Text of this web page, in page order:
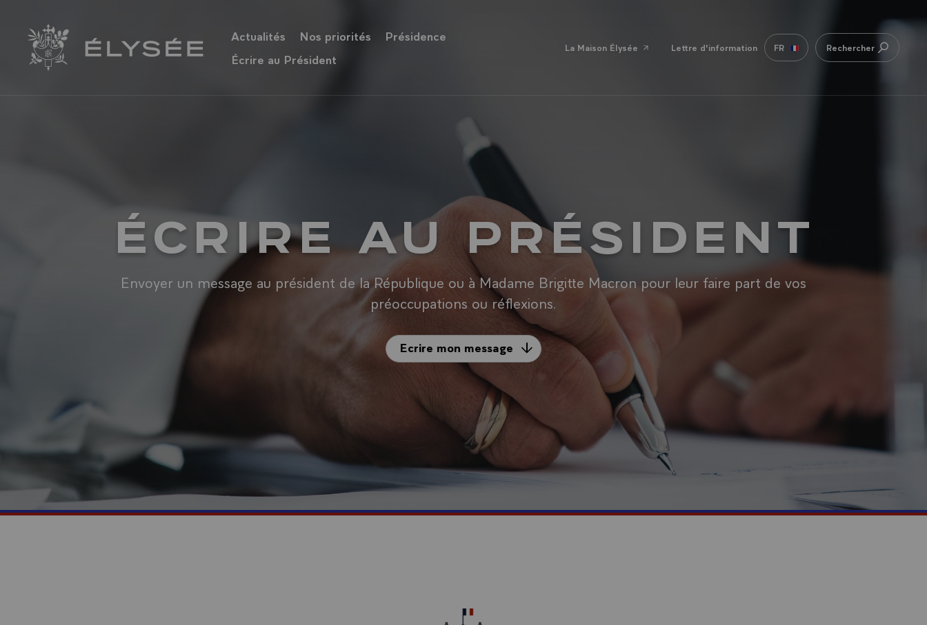
Retour à l’accueil Élysée
Actualités Nos priorités
Présidence
Écrire au Président
La Maison Élysée Lettre d'information FR Rechercher
ÉCRIRE AU PRÉSIDENT
Envoyer un message au président de la République ou à Madame Brigitte Macron pour leur faire part de vos
préoccupations ou réflexions.
Ecrire mon message